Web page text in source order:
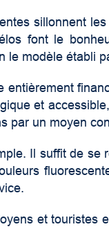
sillonnent
font le
le modèle établi
et
par un moyen
Il suffit de
et touristes